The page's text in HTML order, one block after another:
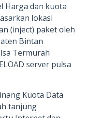
Harga dan kuota
lokasi
(inject) paket oleh
Bintan
Termurah
server pulsa
Kuota Data
tanjung